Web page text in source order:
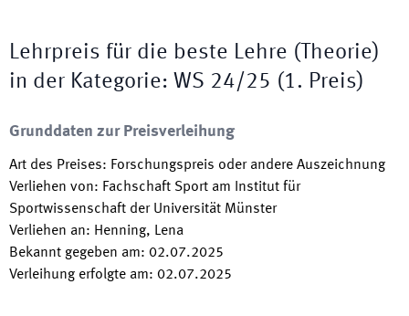
Lehrpreis für die beste Lehre (Theorie)
in der Kategorie: WS 24/25 (1. Preis)
Grunddaten zur Preisverleihung
Art des Preises: Forschungspreis oder andere Auszeichnung
Verliehen von: Fachschaft Sport am Institut für
Sportwissenschaft der Universität Münster
Verliehen an: Henning, Lena
Bekannt gegeben am: 02.07.2025
Verleihung erfolgte am: 02.07.2025